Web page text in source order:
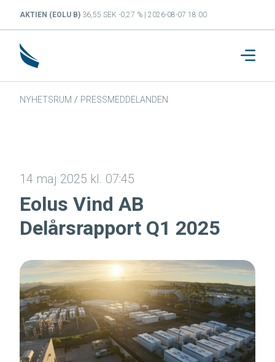
AKTIEN (EOLU B) 36,55 SEK -0,27 % | 2026-08-07 18:00
NYHETSRUM / PRESSMEDDELANDEN
14 maj 2025 kl. 07:45
Eolus Vind AB
Delårsrapport Q1 2025